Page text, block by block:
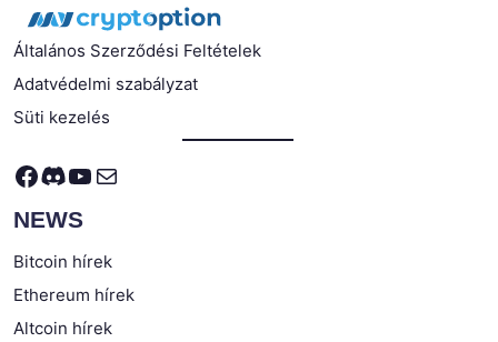
Általános Szerződési Feltételek
Adatvédelmi szabályzat
Süti kezelés
Facebook
Discord
YouTube
Mail
NEWS
Bitcoin hírek
Ethereum hírek
Altcoin hírek